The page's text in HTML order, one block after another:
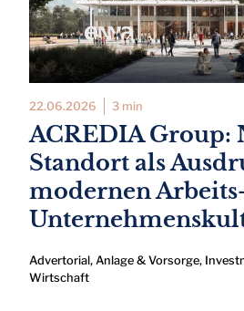
22.06.2026 3 min
ACREDIA Group:
Standort als
modernen
Advertorial, Anlage & Vorsorge,
Wirtschaft